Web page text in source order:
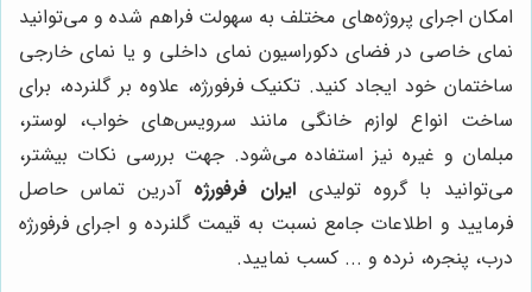
امکان اجرای پروژه‌های مختلف به سهولت فراهم شده و می‌توانید
نمای خاصی در فضای دکوراسیون نمای داخلی و یا نمای خارجی
ساختمان خود ایجاد کنید. تکنیک فرفورژه، علاوه بر گلنرده، برای
ساخت انواع لوازم خانگی مانند سرویس‌های خواب، لوستر،
مبلمان و غیره نیز استفاده می‌شود. جهت بررسی نکات بیشتر،
می‌توانید با گروه تولیدی ایران فرفورژه آدرین تماس حاصل
فرمایید و اطلاعات جامع نسبت به قیمت گلنرده و اجرای فرفورژه
درب، پنجره، نرده و ... کسب نمایید.